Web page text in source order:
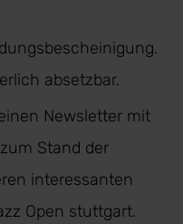
absetzbar.
Newsletter mit
Stand der
interessanten
Open stuttgart.